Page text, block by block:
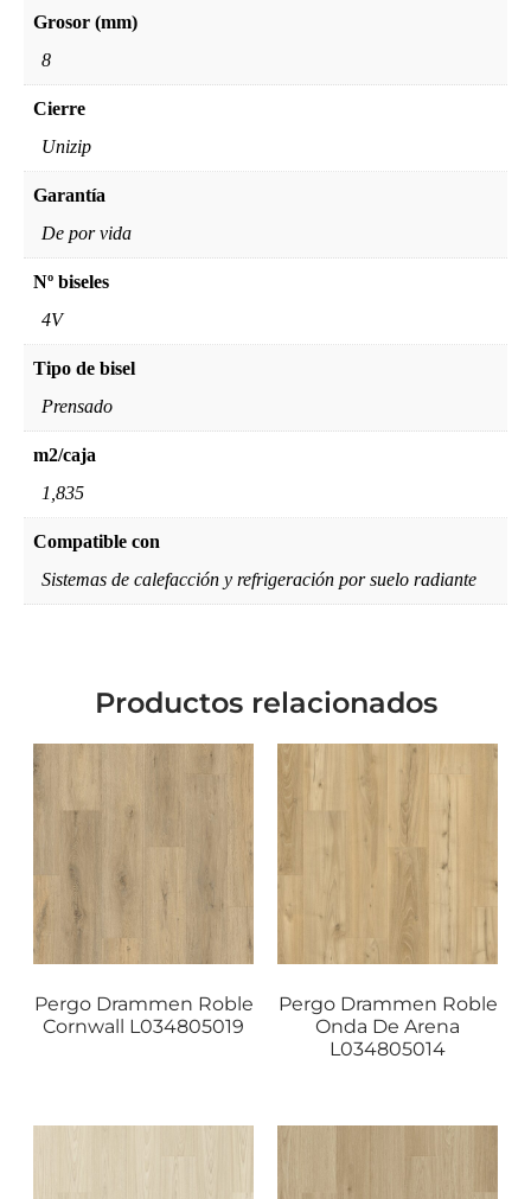
Grosor (mm)
8
Cierre
Unizip
Garantía
De por vida
Nº biseles
4V
Tipo de bisel
Prensado
m2/caja
1,835
Compatible con
Sistemas de calefacción y refrigeración por suelo radiante
Productos relacionados
Pergo Drammen Roble
Cornwall L034805019
Pergo Drammen Roble
Onda De Arena
L034805014